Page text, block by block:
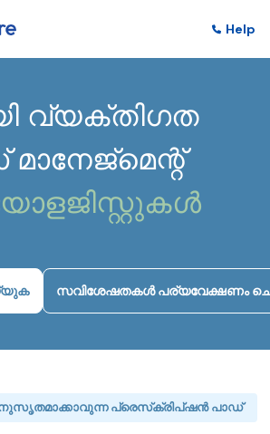
Help
വ്യക്തിഗത
മാനേജ്മെന്റ്
സവിശേഷതകൾ പര്യവേക്ഷണം
പ്രെസ്‌ക്രിപ്ഷൻ പാഡ്